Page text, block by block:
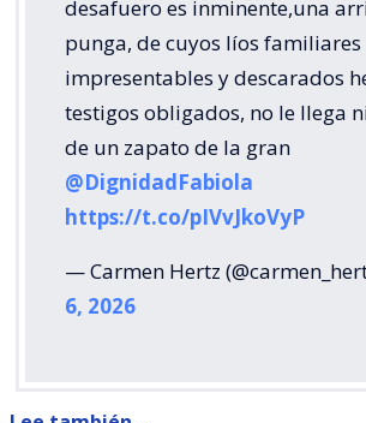
desafuero es inminente,una
punga, de cuyos líos familiares
impresentables y descarados
testigos obligados, no le llega
de un zapato de la gran
@DignidadFabiola
https://t.co/pIVvJkoVyP
— Carmen Hertz
6, 2026